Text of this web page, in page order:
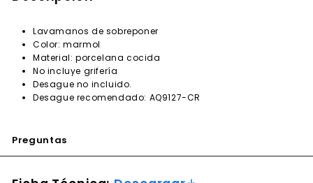
Lavamanos de sobreponer
Color: marmol
Material: porcelana cocida
No incluye grifería
Desague no incluido.
Desague recomendado: AQ9127-CR
Preguntas